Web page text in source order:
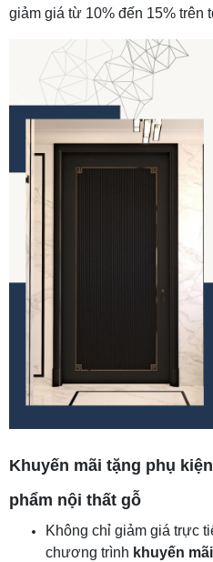
giảm giá từ 10% đến 15% trên
Khuyến mãi tặng phụ
phẩm nội thất gỗ
Không chỉ giảm giá trực
chương trình khuyến